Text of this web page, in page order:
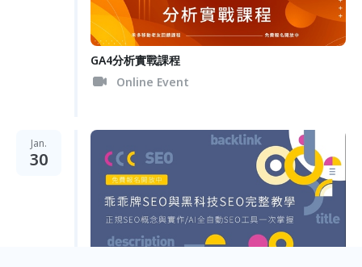
GA4分析實戰課程
Online Event
Jan.
30